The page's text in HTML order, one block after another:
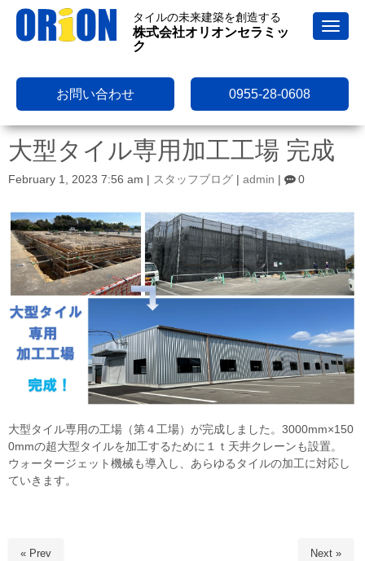
タイルの未来建築を創造する
株式会社オリオンセラミッ
ク
N
a
g
o
n
お問い合わせ 0955-28-0608
大型タイル専用加工工場 完成
February 1, 2023 7:56 am スタッフブログ admin 0
大型タイル専用の工場（第４工場）が完成しました。3000mm×150
0mmの超大型タイルを加工するために１ｔ天井クレーンも設置。
ウォータージェット機械も導入し、あらゆるタイルの加工に対応し
ていきます。
« Prev Next »